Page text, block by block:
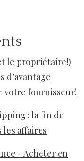
le propriétaire!)
d’avantage
votre fournisseur!
: la fin de
les affaires
- Acheter en